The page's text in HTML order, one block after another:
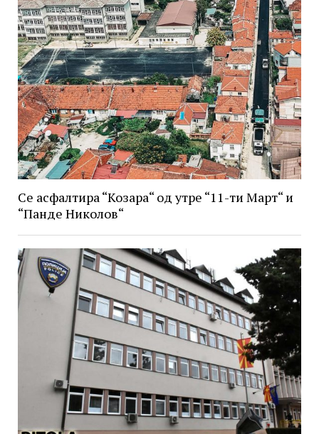
Се асфалтира “Козара“ од утре “11-ти Март“ и
“Панде Николов“